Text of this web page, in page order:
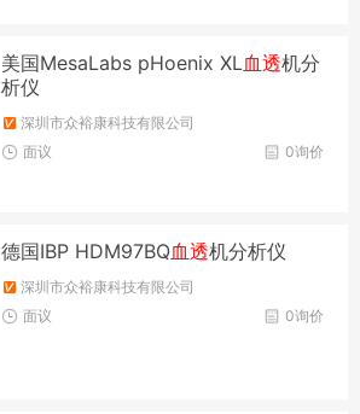
美国MesaLabs pHoenix XL血透机分
析仪
深圳市众裕康科技有限公司
0询价
面议
德国IBP HDM97BQ血透机分析仪
深圳市众裕康科技有限公司
0询价
面议